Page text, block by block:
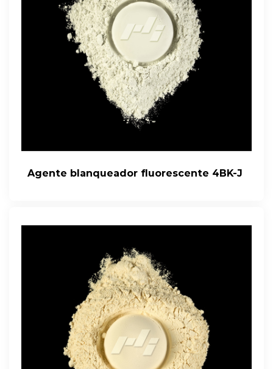
Agente blanqueador fluorescente 4BK-J